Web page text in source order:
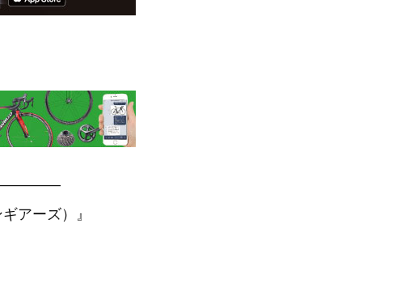
アーズ）』